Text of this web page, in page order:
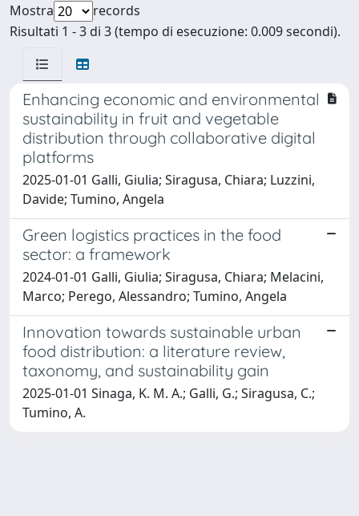
Mostra
records
Risultati 1 - 3 di 3 (tempo di esecuzione: 0.009 secondi).
Enhancing economic and environmental
sustainability in fruit and vegetable
distribution through collaborative digital
platforms
2025-01-01 Galli, Giulia; Siragusa, Chiara; Luzzini,
Davide; Tumino, Angela
Green logistics practices in the food
sector: a framework
2024-01-01 Galli, Giulia; Siragusa, Chiara; Melacini,
Marco; Perego, Alessandro; Tumino, Angela
Innovation towards sustainable urban
food distribution: a literature review,
taxonomy, and sustainability gain
2025-01-01 Sinaga, K. M. A.; Galli, G.; Siragusa, C.;
Tumino, A.